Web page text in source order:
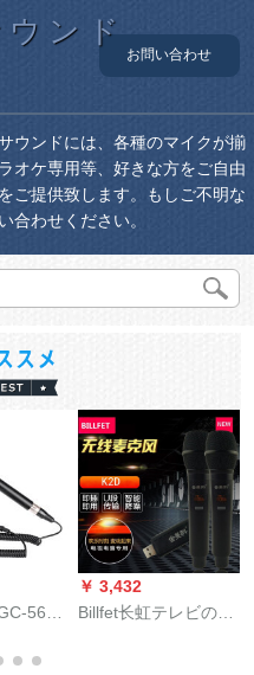
ウンド
お問い合わせ
ウンドには、各種のマイクが揃
オケ専用等、好きな方をご自由
ご提供致します。もしご不明な
合わせください。
568
メラ一
￥ 3,432
Billfet长虹テレビの全